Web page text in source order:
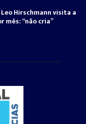
Hirschmann visita a
mês: “não cria”